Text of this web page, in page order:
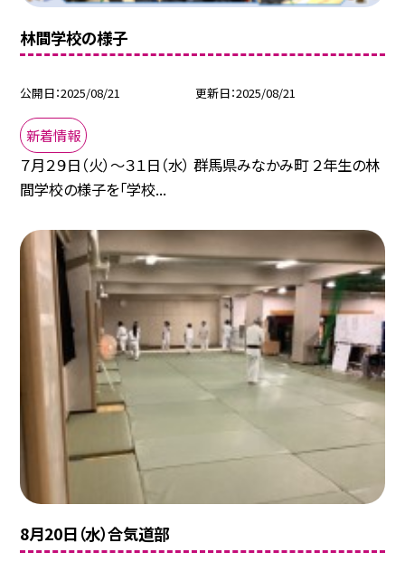
林間学校の様子
公開日 2025/08/21 更新日 2025/08/21
新着情報
７月２９日（火）～３１日（水） 群馬県みなかみ町 ２年生の林
間学校の様子を「学校...
8月20日（水）合気道部